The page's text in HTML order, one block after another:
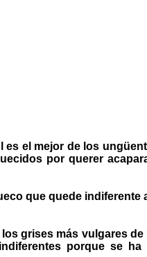
el mejor de los
por querer
que quede
grises más vulgares
porque se ha